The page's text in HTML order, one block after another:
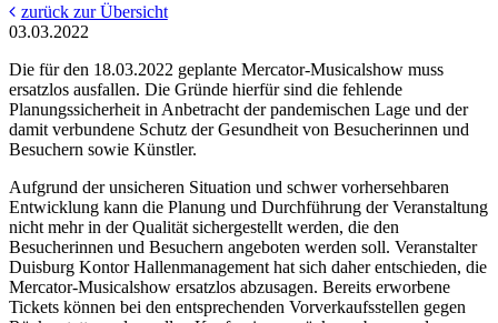
zurück zur Übersicht
03.03.2022
Die für den 18.03.2022 geplante Mercator-Musicalshow muss
ersatzlos ausfallen. Die Gründe hierfür sind die fehlende
Planungssicherheit in Anbetracht der pandemischen Lage und der
damit verbundene Schutz der Gesundheit von Besucherinnen und
Besuchern sowie Künstler.
Aufgrund der unsicheren Situation und schwer vorhersehbaren
Entwicklung kann die Planung und Durchführung der Veranstaltung
nicht mehr in der Qualität sichergestellt werden, die den
Besucherinnen und Besuchern angeboten werden soll. Veranstalter
Duisburg Kontor Hallenmanagement hat sich daher entschieden, die
Mercator-Musicalshow ersatzlos abzusagen. Bereits erworbene
Tickets können bei den entsprechenden Vorverkaufsstellen gegen